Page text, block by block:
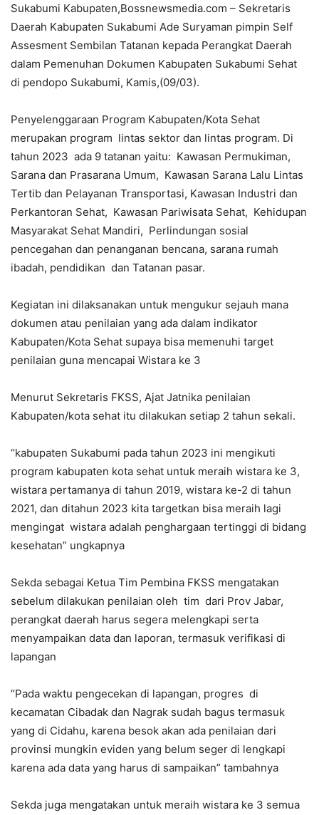
Sukabumi Kabupaten,Bossnewsmedia.com – Sekretaris
Daerah Kabupaten Sukabumi Ade Suryaman pimpin Self
Assesment Sembilan Tatanan kepada Perangkat Daerah
dalam Pemenuhan Dokumen Kabupaten Sukabumi Sehat
di pendopo Sukabumi, Kamis,(09/03).
Penyelenggaraan Program Kabupaten/Kota Sehat
merupakan program lintas sektor dan lintas program. Di
tahun 2023 ada 9 tatanan yaitu: Kawasan Permukiman,
Sarana dan Prasarana Umum, Kawasan Sarana Lalu Lintas
Tertib dan Pelayanan Transportasi, Kawasan Industri dan
Perkantoran Sehat, Kawasan Pariwisata Sehat, Kehidupan
Masyarakat Sehat Mandiri, Perlindungan sosial
pencegahan dan penanganan bencana, sarana rumah
ibadah, pendidikan dan Tatanan pasar.
Kegiatan ini dilaksanakan untuk mengukur sejauh mana
dokumen atau penilaian yang ada dalam indikator
Kabupaten/Kota Sehat supaya bisa memenuhi target
penilaian guna mencapai Wistara ke 3
Menurut Sekretaris FKSS, Ajat Jatnika penilaian
Kabupaten/kota sehat itu dilakukan setiap 2 tahun sekali.
“kabupaten Sukabumi pada tahun 2023 ini mengikuti
program kabupaten kota sehat untuk meraih wistara ke 3,
wistara pertamanya di tahun 2019, wistara ke-2 di tahun
2021, dan ditahun 2023 kita targetkan bisa meraih lagi
mengingat wistara adalah penghargaan tertinggi di bidang
kesehatan” ungkapnya
Sekda sebagai Ketua Tim Pembina FKSS mengatakan
sebelum dilakukan penilaian oleh tim dari Prov Jabar,
perangkat daerah harus segera melengkapi serta
menyampaikan data dan laporan, termasuk verifikasi di
lapangan
“Pada waktu pengecekan di lapangan, progres di
kecamatan Cibadak dan Nagrak sudah bagus termasuk
yang di Cidahu, karena besok akan ada penilaian dari
provinsi mungkin eviden yang belum seger di lengkapi
karena ada data yang harus di sampaikan” tambahnya
Sekda juga mengatakan untuk meraih wistara ke 3 semua